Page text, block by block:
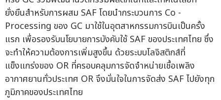
ยั่งยืนสำหรับการผสม SAF โดยนำกระบวนการ Co -
Processing ของ GC มาใช้ในอุตสาหกรรมการบินเป็นครั้ง
แรก เพื่อรองรับนโยบายการบังคับใช้ SAF ของประเทศไทย ซึ่ง
จะทำให้ความต้องการเพิ่มสูงขึ้น ด้วยระบบโลจิสติกส์ที่
แข็งแกร่งของ OR ที่ครอบคลุมการจัดจำหน่ายเชื้อเพลิง
อากาศยานทั่วประเทศ OR จึงมั่นใจในการจัดส่ง SAF ไปยังทุก
ภูมิภาคของประเทศไทย